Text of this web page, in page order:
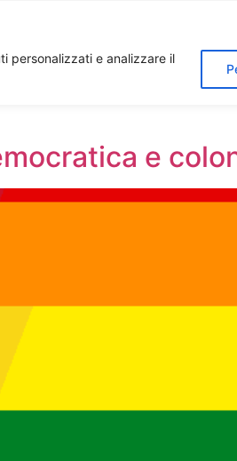
personalizzati e analizzare il
e